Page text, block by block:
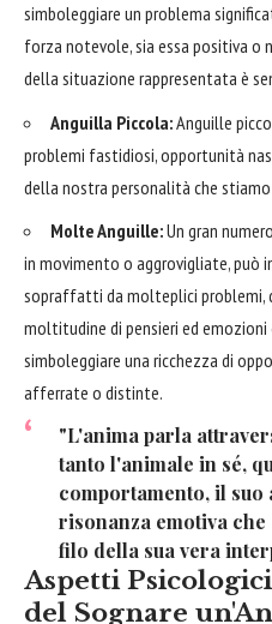
simboleggiare un problema
forza notevole, sia essa positiva o
della situazione rappresentata è
Anguilla Piccola:Anguille
problemi fastidiosi, opportunità
della nostra personalità che
Molte Anguille:Un gran
in movimento o aggrovigliate, può
sopraffatti da molteplici problemi,
moltitudine di pensieri ed
simboleggiare una ricchezza di
afferrate o distinte.
"L'anima parla
tanto l'animale in sé,
comportamento, il suo
risonanza emotiva
filo della sua vera
Aspetti
del Sognare